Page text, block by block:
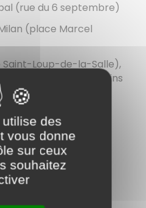
(rue du 6 septembre)
(place Marcel
Saint-Loup-de-la-Salle),
, comprenant des terrains
ainsi qu’un mur
qui comprend les
rugby ainsi qu'un
situés aux Noirots.
des
vous donne
sur ceux
souhaitez